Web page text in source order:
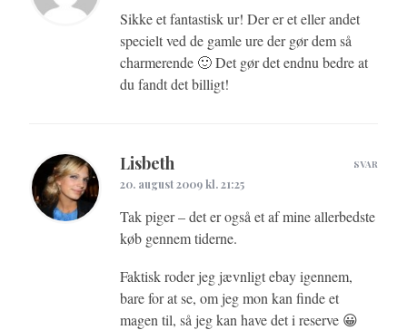
Sikke et fantastisk ur! Der er et eller andet
specielt ved de gamle ure der gør dem så
charmerende 🙂 Det gør det endnu bedre at
du fandt det billigt!
Lisbeth
20. august 2009 kl. 21:25
Tak piger – det er også et af mine allerbedste
køb gennem tiderne.
Faktisk roder jeg jævnligt ebay igennem,
bare for at se, om jeg mon kan finde et
magen til, så jeg kan have det i reserve 😀
SVAR